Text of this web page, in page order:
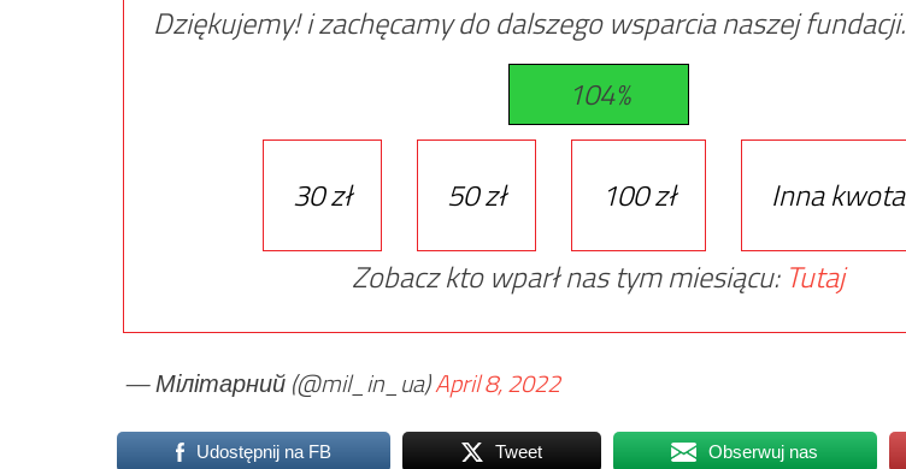
Dziękujemy! i zachęcamy do dalszego wsparcia naszej fundacji.
104%
30 zł 50 zł 100 zł
Inna kwota
Zobacz kto wparł nas tym miesiącu: Tutaj
— Мілітарний (@mil_in_ua)April 8, 2022
Udostępnij na FB Tweet Obserwuj nas